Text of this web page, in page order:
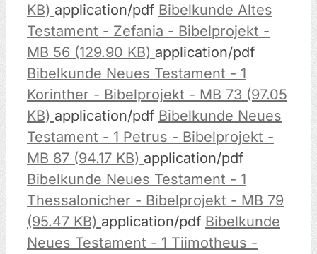
KB) application/pdf Bibelkunde Altes
Testament - Zefania - Bibelprojekt -
MB 56 (129.90 KB) application/pdf
Bibelkunde Neues Testament - 1
Korinther - Bibelprojekt - MB 73 (97.05
KB) application/pdf Bibelkunde Neues
Testament - 1 Petrus - Bibelprojekt -
MB 87 (94.17 KB) application/pdf
Bibelkunde Neues Testament - 1
Thessalonicher - Bibelprojekt - MB 79
(95.47 KB) application/pdf Bibelkunde
Neues Testament - 1 Tiimotheus -